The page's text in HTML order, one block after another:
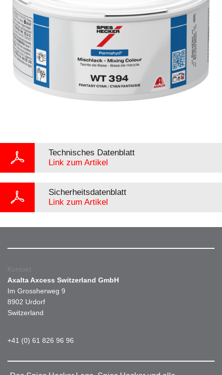
Technisches Datenblatt
Link zum Artikel
Sicherheitsdatenblatt
Link zum Artikel
Kontakt
Axalta Axcess Switzerland GmbH
Im Grossherweg 9
8902 Urdorf
Switzerland
+41 (0) 61 826 96 96